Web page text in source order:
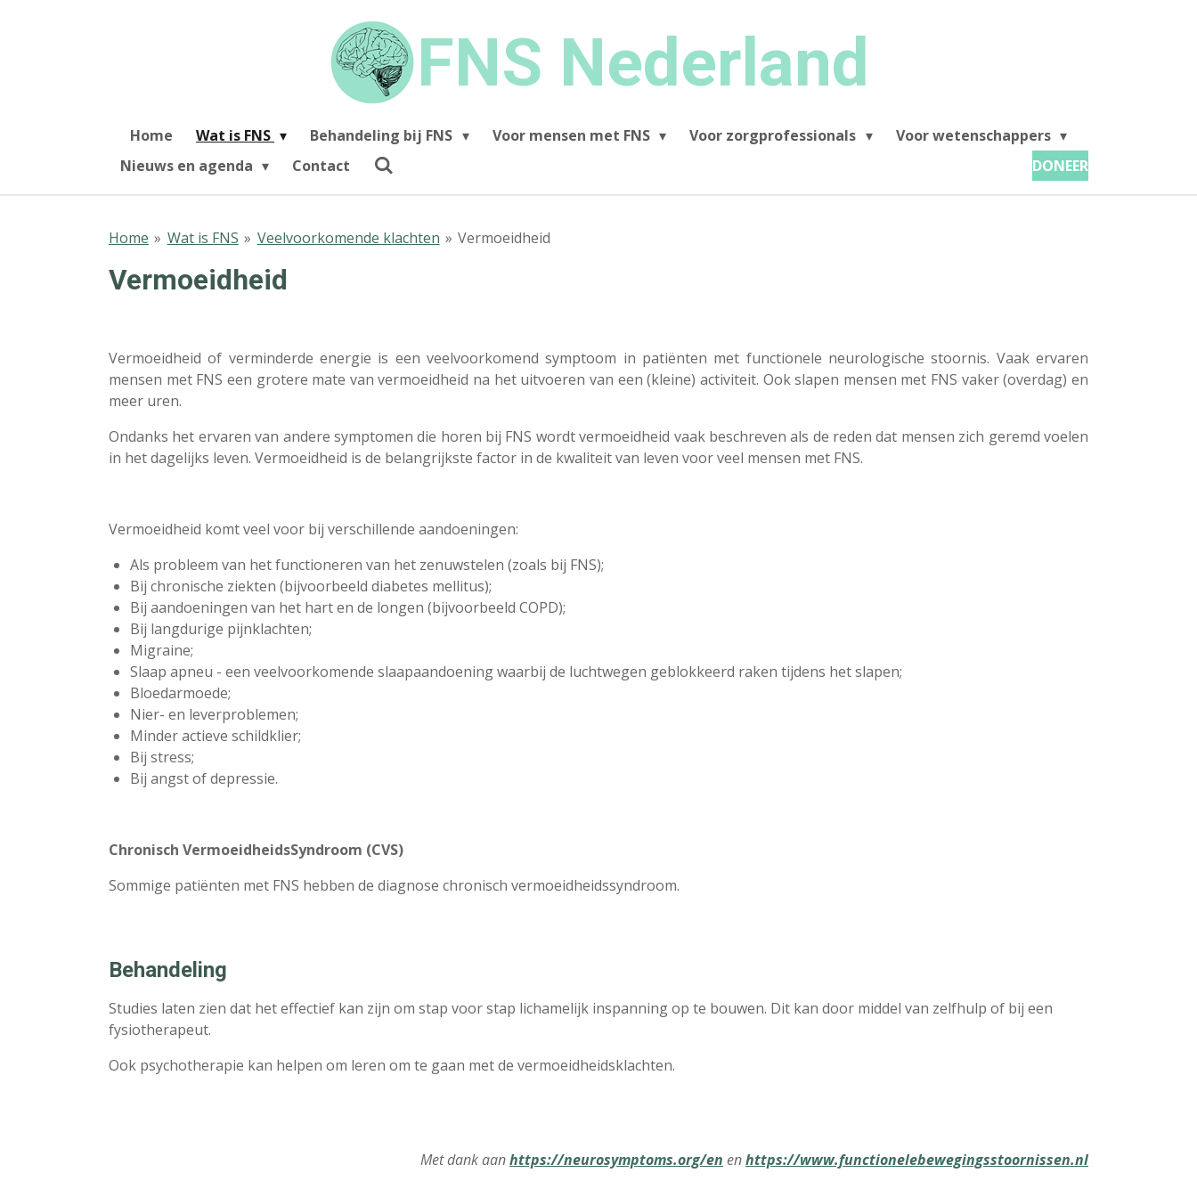
FNS Nederland
Home Wat is FNS Behandeling bij FNS Voor mensen met FNS Voor zorgprofessionals
Voor wetenschappers
Nieuws en agenda
Contact DONEER
Home » Wat is FNS » Veelvoorkomende klachten » Vermoeidheid
Vermoeidheid
Vermoeidheid of verminderde energie is een veelvoorkomend symptoom in patiënten met functionele neurologische stoornis. Vaak ervaren
mensen met FNS een grotere mate van vermoeidheid na het uitvoeren van een (kleine) activiteit. Ook slapen mensen met FNS vaker (overdag) en
meer uren.
Ondanks het ervaren van andere symptomen die horen bij FNS wordt vermoeidheid vaak beschreven als de reden dat mensen zich geremd voelen
in het dagelijks leven. Vermoeidheid is de belangrijkste factor in de kwaliteit van leven voor veel mensen met FNS.
Vermoeidheid komt veel voor bij verschillende aandoeningen:
Als probleem van het functioneren van het zenuwstelen (zoals bij FNS);
Bij chronische ziekten (bijvoorbeeld diabetes mellitus);
Bij aandoeningen van het hart en de longen (bijvoorbeeld COPD);
Bij langdurige pijnklachten;
Migraine;
Slaap apneu - een veelvoorkomende slaapaandoening waarbij de luchtwegen geblokkeerd raken tijdens het slapen;
Bloedarmoede;
Nier- en leverproblemen;
Minder actieve schildklier;
Bij stress;
Bij angst of depressie.
Chronisch VermoeidheidsSyndroom (CVS)
Sommige patiënten met FNS hebben de diagnose chronisch vermoeidheidssyndroom.
Behandeling
Studies laten zien dat het effectief kan zijn om stap voor stap lichamelijk inspanning op te bouwen. Dit kan door middel van zelfhulp of bij een
fysiotherapeut.
Ook psychotherapie kan helpen om leren om te gaan met de vermoeidheidsklachten.
Met dank aanhttps://neurosymptoms.org/en enhttps://www.functionelebewegingsstoornissen.nl